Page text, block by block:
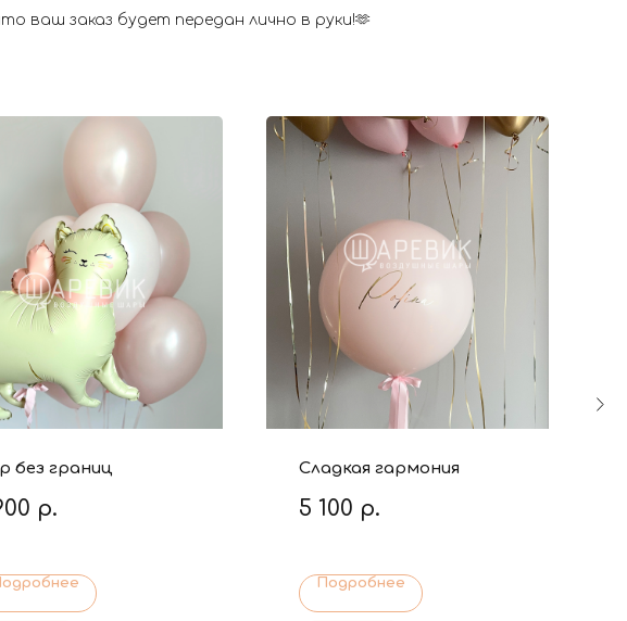
ваш заказ будет передан лично в руки!🫶
без границ
р.
Сладкая гармония
5 100 р.
Подробнее